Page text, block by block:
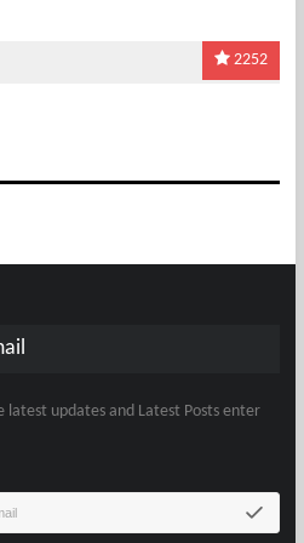
2252
latest updates and Latest Posts enter